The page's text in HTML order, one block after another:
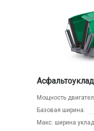
Мощность
Базовая ширина:
Макс. ширина